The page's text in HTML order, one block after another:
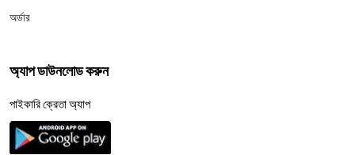
অর্ডার
অ্যাপ ডাউনলোড করুন
পাইকারি ক্রেতা অ্যাপ